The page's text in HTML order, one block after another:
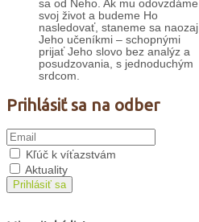
sa od Neho. Ak mu odovzdáme
svoj život a budeme Ho
nasledovať, staneme sa naozaj
Jeho učeníkmi – schopnými
prijať Jeho slovo bez analýz a
posudzovania, s jednoduchým
srdcom.
Prihlásiť sa na odber
Kľúč k víťazstvám
Aktuality
Prihlásiť sa